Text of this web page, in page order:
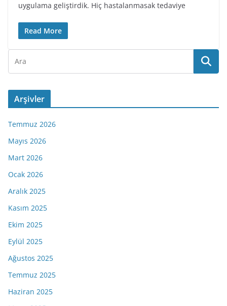
uygulama geliştirdik. Hiç hastalanmasak tedaviye
Read More
Arşivler
Temmuz 2026
Mayıs 2026
Mart 2026
Ocak 2026
Aralık 2025
Kasım 2025
Ekim 2025
Eylül 2025
Ağustos 2025
Temmuz 2025
Haziran 2025